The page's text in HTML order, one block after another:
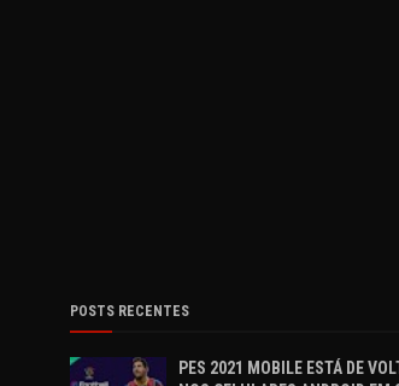
POSTS RECENTES
PES 2021 MOBILE ESTÁ DE